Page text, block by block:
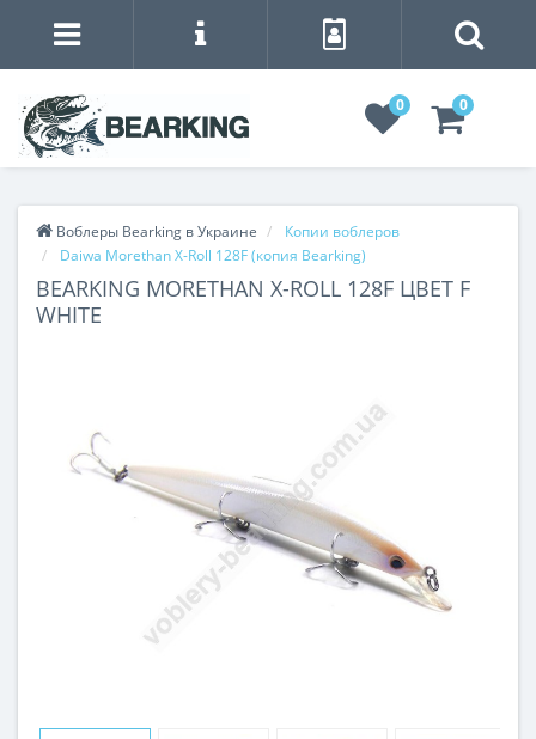
0 0
Воблеры Bearking в Украине
Копии воблеров
Daiwa Morethan X-Roll 128F (копия Bearking)
BEARKING MORETHAN X-ROLL 128F ЦВЕТ F
WHITE